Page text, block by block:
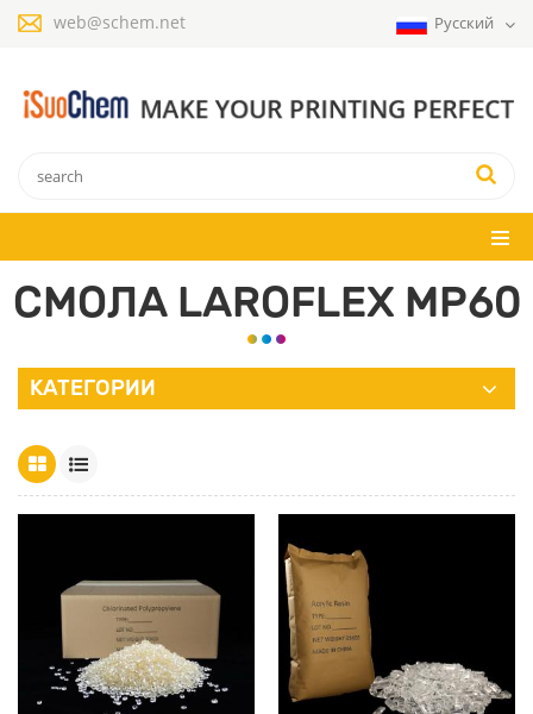
web@schem.net Русский
СМОЛА LAROFLEX MP60
КАТЕГОРИИ